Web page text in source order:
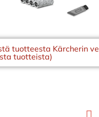
tuotteesta Kärcherin
tuotteista)